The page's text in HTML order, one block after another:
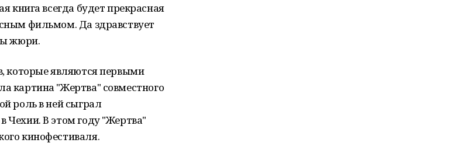
книга всегда будет прекрасная
фильмом. Да здравствует
жюри.
которые являются первыми
картина "Жертва" совместного
роль в ней сыграл
Чехии. В этом году "Жертва"
кинофестиваля.